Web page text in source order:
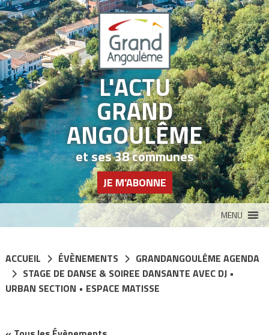
L'ACTU
GRAND
ANGOULÊME
et ses 38 communes
JE M'ABONNE
MENU
ACCUEIL ÉVÈNEMENTS
GRANDANGOULÊME AGENDA
STAGE DE DANSE & SOIREE DANSANTE AVEC DJ •
URBAN SECTION • ESPACE MATISSE
Panneau de gestion des cookies